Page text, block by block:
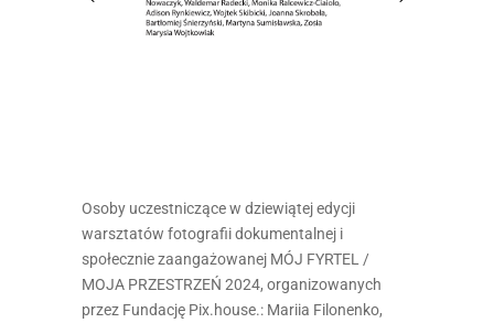
Osoby uczestniczące w dziewiątej edycji
warsztatów fotografii dokumentalnej i
społecznie zaangażowanej MÓJ FYRTEL /
MOJA PRZESTRZEŃ 2024, organizowanych
przez Fundację Pix.house.: Mariia Filonenko,